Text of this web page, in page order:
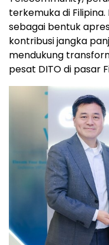
terkemuka di
sebagai bentuk
kontribusi jangka
mendukung
pesat DITO di pasar